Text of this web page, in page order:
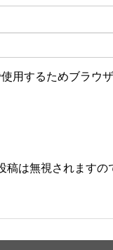
用するためブラウ
稿は無視されますの